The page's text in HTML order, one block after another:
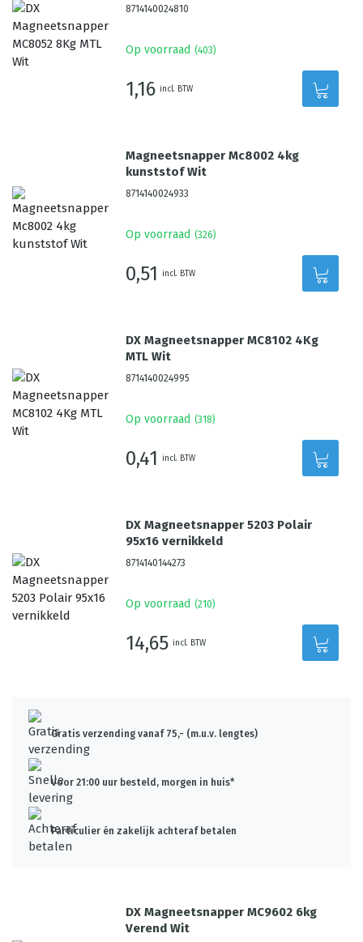
8714140024810
Op voorraad (403)
1,16 incl. BTW
Magneetsnapper Mc8002 4kg
kunststof Wit
8714140024933
Op voorraad (326)
0,51 incl. BTW
DX Magneetsnapper MC8102 4Kg
MTL Wit
8714140024995
Op voorraad (318)
0,41 incl. BTW
DX Magneetsnapper 5203 Polair
95x16 vernikkeld
8714140144273
Op voorraad (210)
14,65 incl. BTW
Gratis verzending vanaf 75,- (m.u.v. lengtes)
Voor 21:00 uur besteld, morgen in huis*
Particulier én zakelijk achteraf betalen
DX Magneetsnapper MC9602 6kg
Verend Wit